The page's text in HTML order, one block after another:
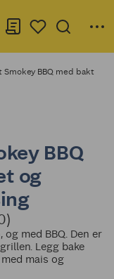
Smokey BBQ med bakt
BBQ
og
med BBQ. Den er
Legg bake
mais og